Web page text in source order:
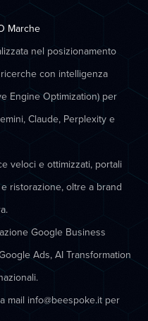
Marche
nel posizionamento
con intelligenza
Engine Optimization) per
Claude, Perplexity e
veloci e ottimizzati, portali
ristorazione, oltre a brand
Google Business
Ads, AI Transformation
mail info@beespoke.it per